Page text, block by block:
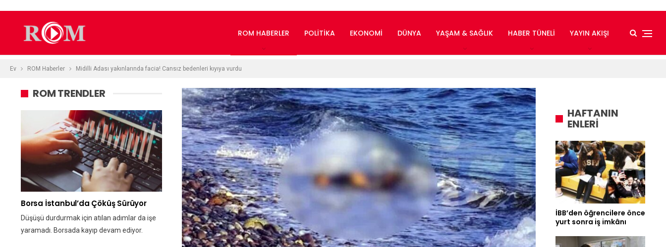
ROM HABERLER POLITIKA EKONOMI DÜNYA YAŞAM & SAĞLIK HABER TÜNELI YAYIN AKIŞI
Ev ROM Haberler Midilli Adası yakınlarında facia! Cansız bedenleri kıyıya vurdu
ROM TRENDLER
Borsa İstanbul’da Çöküş Sürüyor
Düşüşü durdurmak için atılan adımlar da işe
yaramadı. Borsada kayıp devam ediyor.
HAFTANIN
ENLERİ
İBB’den öğrencilere önce
yurt sonra iş imkânı